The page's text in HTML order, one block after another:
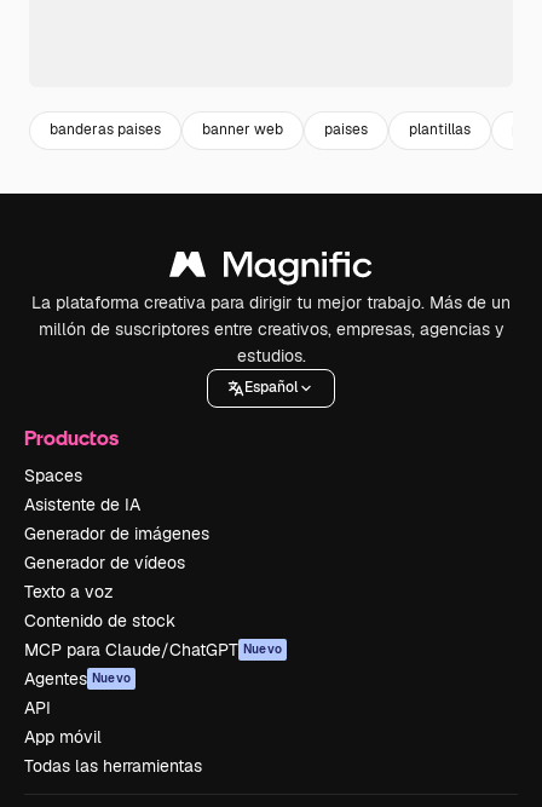
banderas paises banner web paises plantillas
La plataforma creativa para dirigir tu mejor trabajo. Más de un
millón de suscriptores entre creativos, empresas, agencias y
estudios.
Español
Productos
Spaces
Asistente de IA
Generador de imágenes
Generador de vídeos
Texto a voz
Contenido de stock
MCP para Claude/ChatGPT Nuevo
Agentes Nuevo
API
App móvil
Todas las herramientas